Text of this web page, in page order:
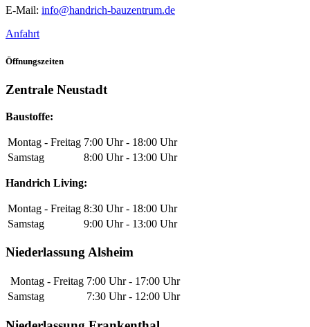
E-Mail: info@handrich-bauzentrum.de
Anfahrt
Öffnungszeiten
Zentrale Neustadt
Baustoffe:
Montag - Freitag 7:00 Uhr - 18:00 Uhr
Samstag
8:00 Uhr - 13:00 Uhr
Handrich Living:
Montag - Freitag 8:30 Uhr - 18:00 Uhr
Samstag
9:00 Uhr - 13:00 Uhr
Niederlassung Alsheim
Montag - Freitag 7:00 Uhr - 17:00 Uhr
Samstag
7:30 Uhr - 12:00 Uhr